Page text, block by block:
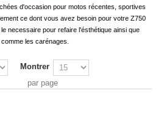
d'occasion pour motos récentes, sportives
ce dont vous avez besoin pour votre Z750
necessaire pour refaire l'ésthétique ainsi que
les carénages.
Montrer
par page